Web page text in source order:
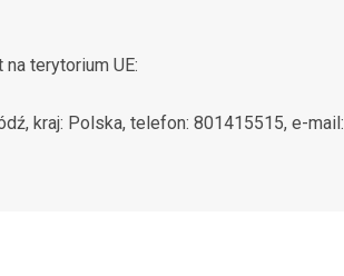
terytorium UE:
kraj: Polska, telefon: 801415515, e-mail: